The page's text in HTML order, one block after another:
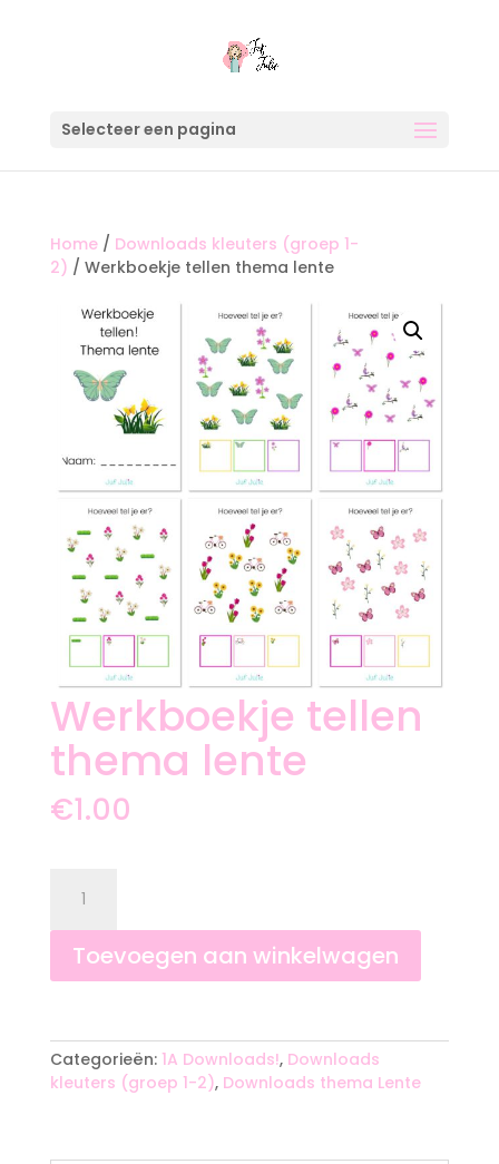
Selecteer een pagina
Home/ Downloads kleuters (groep 1-
2) / Werkboekje tellen thema lente
Werkboekje tellen
thema lente
€1.00
tellen
thema
lenteToevoegen aan winkelwagen
t
e
Categorieën: 1A Downloads!, Downloads
kleuters (groep 1-2), Downloads thema Lente